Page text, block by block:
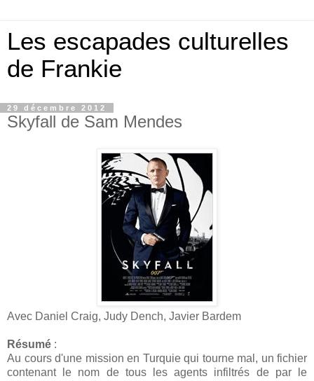
Les escapades culturelles
de Frankie
29 décembre 2012
Skyfall de Sam Mendes
Avec Daniel Craig, Judy Dench, Javier Bardem
Résumé :
Au cours d'une mission en Turquie qui tourne mal, un fichier
contenant le nom de tous les agents infiltrés de par le